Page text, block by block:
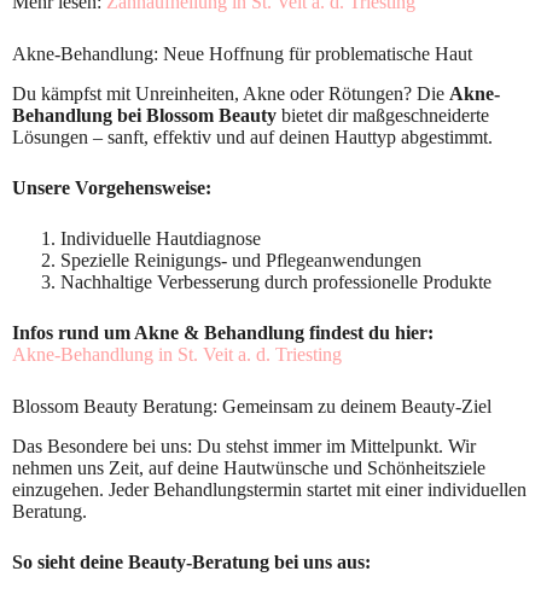
Akne-Behandlung: Neue Hoffnung für problematische Haut
Du kämpfst mit Unreinheiten, Akne oder Rötungen? Die Akne-
Behandlung bei Blossom Beauty bietet dir maßgeschneiderte
Lösungen – sanft, effektiv und auf deinen Hauttyp abgestimmt.
Unsere Vorgehensweise:
Individuelle Hautdiagnose
Spezielle Reinigungs- und Pflegeanwendungen
Nachhaltige Verbesserung durch professionelle Produkte
Infos rund um Akne & Behandlung findest du hier:
Akne-Behandlung in St. Veit a. d. Triesting
Blossom Beauty Beratung: Gemeinsam zu deinem Beauty-Ziel
Das Besondere bei uns: Du stehst immer im Mittelpunkt. Wir
nehmen uns Zeit, auf deine Hautwünsche und Schönheitsziele
einzugehen. Jeder Behandlungstermin startet mit einer individuellen
Beratung.
So sieht deine Beauty-Beratung bei uns aus: